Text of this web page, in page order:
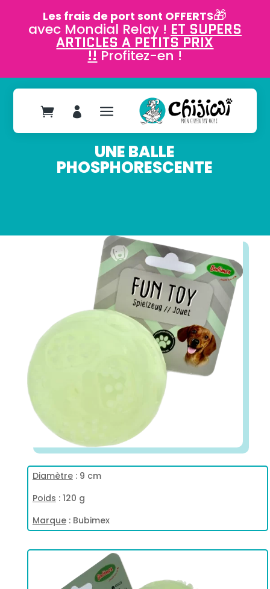
Les frais de port sont OFFERTS🎁
avec Mondial Relay ! ET SUPERS
ARTICLES A PETITS PRIX
!!Profitez-en !
  a
UNE BALLE
PHOSPHORESCENTE
Diamètre: 9 cm
Poids : 120 g
Marque: Bubimex